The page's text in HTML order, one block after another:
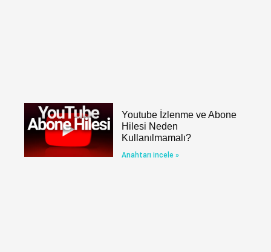
Youtube İzlenme ve Abone
Hilesi Neden
Kullanılmamalı?
Anahtarı incele »